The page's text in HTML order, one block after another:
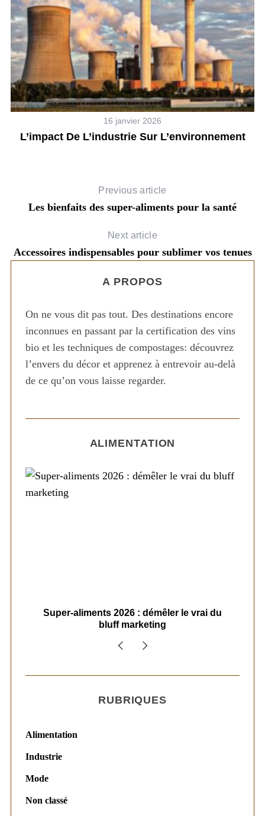
16 janvier 2026
L’impact De L’industrie Sur L’environnement
Previous article
Les bienfaits des super-aliments pour la santé
Next article
Accessoires indispensables pour sublimer vos tenues
A PROPOS
On ne vous dit pas tout. Des destinations encore
inconnues en passant par la certification des vins
bio et les techniques de compostages: découvrez
l’envers du décor et apprenez à entrevoir au-delà
de ce qu’on vous laisse regarder.
ALIMENTATION
Super-aliments 2026 : démêler le vrai du
bluff marketing
RUBRIQUES
Alimentation
Industrie
Mode
Non classé